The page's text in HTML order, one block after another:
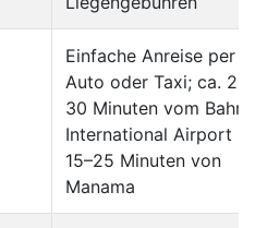
Einfache Anreise per
Auto oder Taxi; ca.
30 Minuten vom
International Airport
15–25 Minuten von
Manama